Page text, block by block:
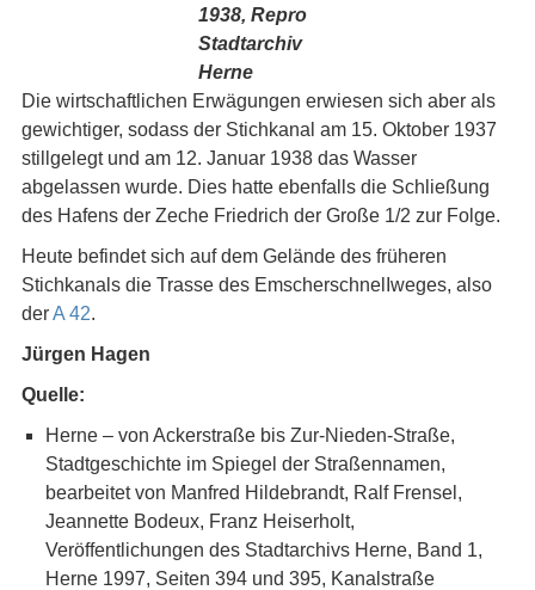
1938, Repro
Stadtarchiv
Herne
Die wirtschaftlichen Erwägungen erwiesen sich aber als
gewichtiger, sodass der Stichkanal am 15. Oktober 1937
stillgelegt und am 12. Januar 1938 das Wasser
abgelassen wurde. Dies hatte ebenfalls die Schließung
des Hafens der Zeche Friedrich der Große 1/2 zur Folge.
Heute befindet sich auf dem Gelände des früheren
Stichkanals die Trasse des EmscherschnelIweges, also
derA 42.
Jürgen Hagen
Quelle:
Herne – von Ackerstraße bis Zur-Nieden-Straße,
Stadtgeschichte im Spiegel der Straßennamen,
bearbeitet von Manfred Hildebrandt, Ralf Frensel,
Jeannette Bodeux, Franz Heiserholt,
Veröffentlichungen des Stadtarchivs Herne, Band 1,
Herne 1997, Seiten 394 und 395, Kanalstraße